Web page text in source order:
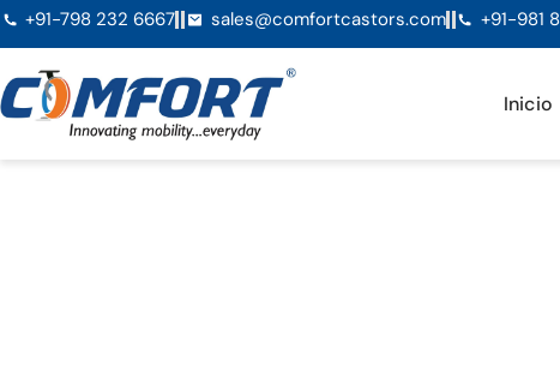
+91-798 232 6667 sales@comfortcastors.com +91-981
Inicio